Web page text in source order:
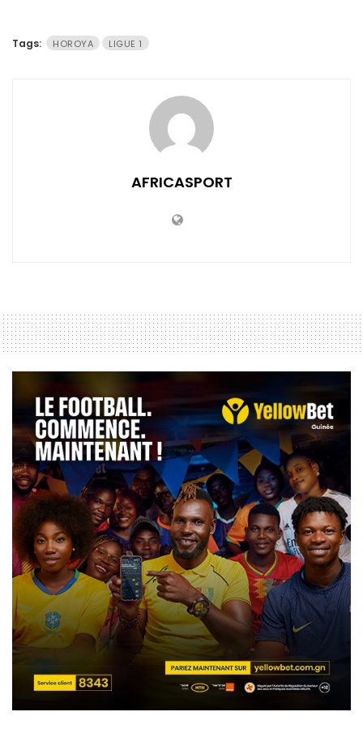
Tags: HOROYA LIGUE 1
AFRICASPORT